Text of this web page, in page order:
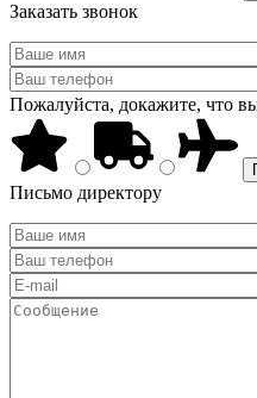
Заказать звонок
Пожалуйста, докажите, что
Письмо директору